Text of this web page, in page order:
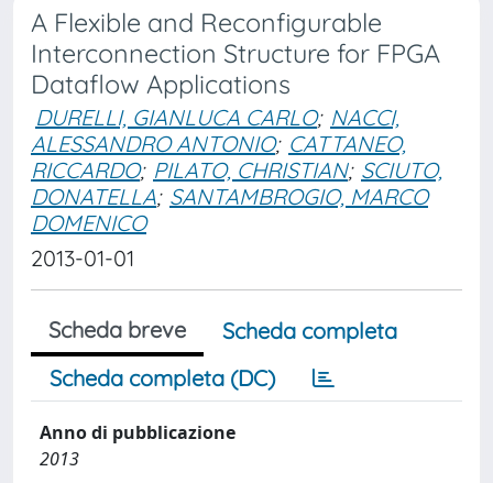
A Flexible and Reconfigurable
Interconnection Structure for FPGA
Dataflow Applications
DURELLI, GIANLUCA CARLO; NACCI,
ALESSANDRO ANTONIO; CATTANEO,
RICCARDO; PILATO, CHRISTIAN; SCIUTO,
DONATELLA; SANTAMBROGIO, MARCO
DOMENICO
2013-01-01
Scheda breve
Scheda completa
Scheda completa (DC)
Anno di pubblicazione
2013